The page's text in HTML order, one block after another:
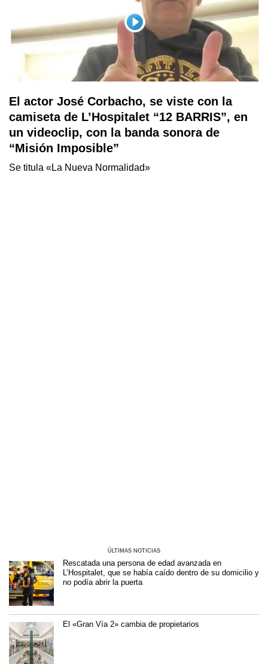
El actor José Corbacho, se viste con la
camiseta de L’Hospitalet “12 BARRIS”, en
un videoclip, con la banda sonora de
“Misión Imposible”
Se titula «La Nueva Normalidad»
ÚLTIMAS NOTICIAS
Rescatada una persona de edad avanzada en
L’Hospitalet, que se había caído dentro de su domicilio y
no podía abrir la puerta
El «Gran Vía 2» cambia de propietarios